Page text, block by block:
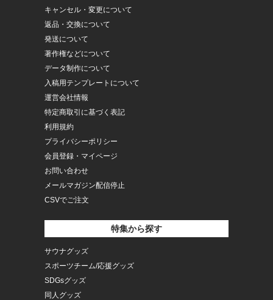
キャンセル・変更について
返品・交換について
発送について
著作権などについて
データ制作について
入稿用テンプレートについて
運営会社情報
特定商取引に基づく表記
利用規約
プライバシーポリシー
会員登録・マイページ
お問い合わせ
メールマガジン配信停止
CSVでご注文
特集から探す
サウナグッズ
スポーツチーム/応援グッズ
SDGsグッズ
同人グッズ